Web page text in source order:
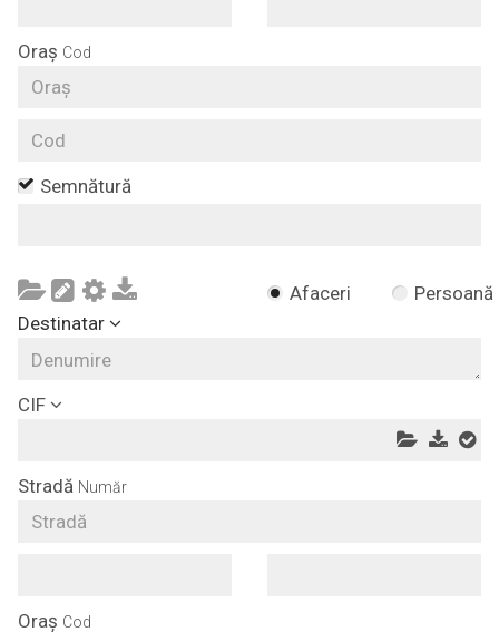
Oraș Cod
Semnătură
Afaceri
Persoană
Destinatar
CIF
Stradă Număr
Oraș Cod